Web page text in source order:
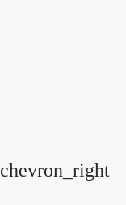
chevron_right